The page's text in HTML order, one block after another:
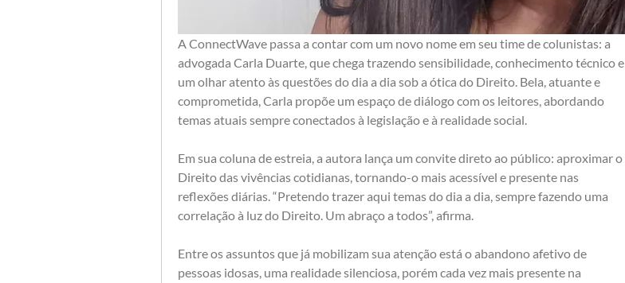
A ConnectWave passa a contar com um novo nome em seu time de colunistas: a
advogada Carla Duarte, que chega trazendo sensibilidade, conhecimento técnico e
um olhar atento às questões do dia a dia sob a ótica do Direito. Bela, atuante e
comprometida, Carla propõe um espaço de diálogo com os leitores, abordando
temas atuais sempre conectados à legislação e à realidade social.
Em sua coluna de estreia, a autora lança um convite direto ao público: aproximar o
Direito das vivências cotidianas, tornando-o mais acessível e presente nas
reflexões diárias. “Pretendo trazer aqui temas do dia a dia, sempre fazendo uma
correlação à luz do Direito. Um abraço a todos”, afirma.
Entre os assuntos que já mobilizam sua atenção está o abandono afetivo de
pessoas idosas, uma realidade silenciosa, porém cada vez mais presente na